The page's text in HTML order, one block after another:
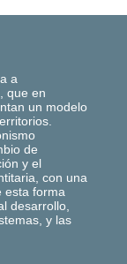
a
que en
un modelo
de
y el
con una
esta forma
desarrollo,
y las